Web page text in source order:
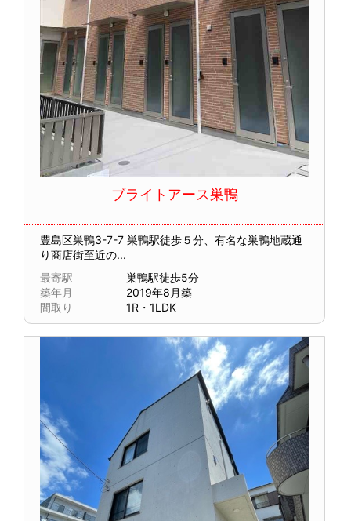
ブライトアース巣鴨
豊島区巣鴨3-7-7巣鴨駅徒歩５分、有名な巣鴨地蔵通
り商店街至近の...
最寄駅
巣鴨駅徒歩5分
築年月
2019年8月築
間取り
1R・1LDK